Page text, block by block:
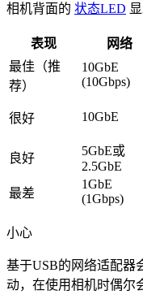
相机背面的 状态LED
表现 网络
最佳（推
荐）
10GbE
(10Gbps)
很好 10GbE
良好
5GbE或
2.5GbE
最差
1GbE
(1Gbps)
小心
基于USB的网络适配器
动，在使用相机时偶尔